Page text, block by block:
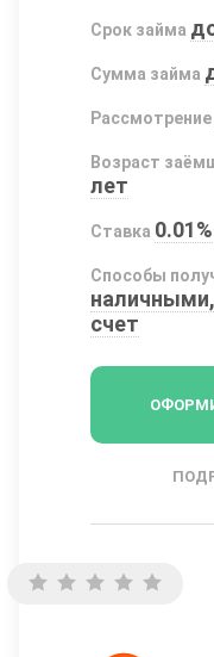
Срок займа
Сумма займа
Рассмотрение
Возраст
лет
Ставка 0.01%
Способы
счет